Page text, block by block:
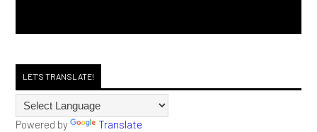
LET'S TRANSLATE!
Powered by Translate